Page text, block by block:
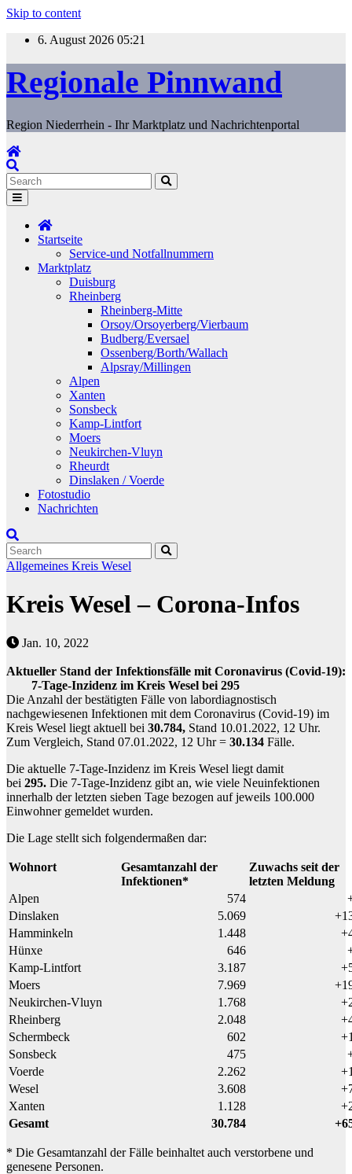
Skip to content
6. August 2026 05:21
Regionale Pinnwand
Region Niederrhein - Ihr Marktplatz und Nachrichtenportal
Startseite
Service-und Notfallnummern
Marktplatz
Duisburg
Rheinberg
Rheinberg-Mitte
Orsoy/Orsoyerberg/Vierbaum
Budberg/Eversael
Ossenberg/Borth/Wallach
Alpsray/Millingen
Alpen
Xanten
Sonsbeck
Kamp-Lintfort
Moers
Neukirchen-Vluyn
Rheurdt
Dinslaken / Voerde
Fotostudio
Nachrichten
Allgemeines Kreis Wesel
Kreis Wesel – Corona-Infos
Jan. 10, 2022
Aktueller Stand der Infektionsfälle mit Coronavirus (Covid-19):
7-Tage-Inzidenz im Kreis Wesel bei 295
Die Anzahl der bestätigten Fälle von labordiagnostisch
nachgewiesenen Infektionen mit dem Coronavirus (Covid-19) im
Kreis Wesel liegt aktuell bei 30.784, Stand 10.01.2022, 12 Uhr.
Zum Vergleich, Stand 07.01.2022, 12 Uhr = 30.134 Fälle.
Die aktuelle 7-Tage-Inzidenz im Kreis Wesel liegt damit
bei 295. Die 7-Tage-Inzidenz gibt an, wie viele Neuinfektionen
innerhalb der letzten sieben Tage bezogen auf jeweils 100.000
Einwohner gemeldet wurden.
Die Lage stellt sich folgendermaßen dar:
Wohnort
Gesamtanzahl der
Infektionen*
Zuwachs seit der
letzten Meldung
Alpen
574
Dinslaken
5.069
Hamminkeln
1.448
Hünxe
646
Kamp-Lintfort
3.187
Moers
7.969
Neukirchen-Vluyn
1.768
Rheinberg
2.048
Schermbeck
602
Sonsbeck
475
Voerde
2.262
Wesel
3.608
Xanten
1.128
Gesamt
30.784
* Die Gesamtanzahl der Fälle beinhaltet auch verstorbene und
genesene Personen.